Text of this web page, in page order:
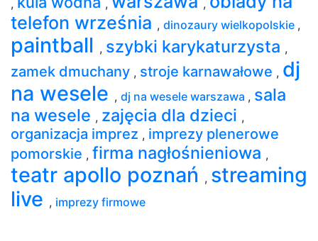
, , ,
telefon września , dinozaury wielkopolskie ,
paintball , szybki karykaturzysta ,
zamek dmuchany , stroje karnawałowe , dj
na wesele , dj na wesele warszawa , sala
na wesele , zajęcia dla dzieci ,
organizacja imprez , imprezy plenerowe
pomorskie , firma nagłośnieniowa ,
teatr apollo poznań , streaming
live , imprezy firmowe